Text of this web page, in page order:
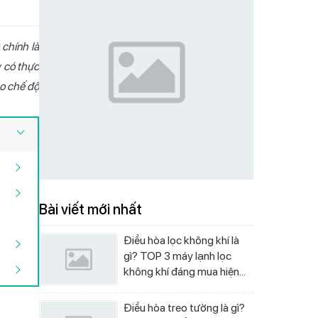
Livotec
Điều hòa một chiều Livotec
DHV12J Inverter
lạnh Livotec
Máy lọc nước nóng lạnh Livotec
838
lạnh hút bình
Cây nước nóng lạnh Livotec
LD206NS
E-smart LIO-
Bếp từ đơn Livotec E-Smart LIS-
550
Livotec W-450 Quạt cây Livotec S-300
chính là
có thực
chế độ
Bài viết mới nhất
Điều hòa lọc không khí là
gì? TOP 3 máy lạnh lọc
không khí đáng mua hiện
Điều hòa treo tường là gì?